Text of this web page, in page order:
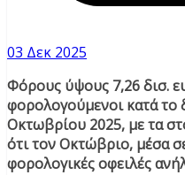
03 Δεκ 2025
Φόρους ύψους 7,26 δισ.
φορολογούμενοι κατά το
Οκτωβρίου 2025, με τα
ότι τον Οκτώβριο, μέσα
φορολογικές οφειλές